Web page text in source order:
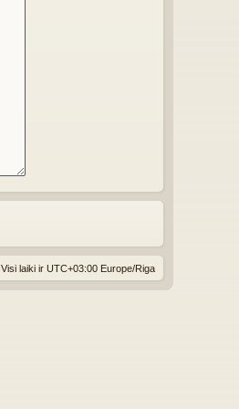
Visi laiki ir UTC+03:00 Europe/Riga